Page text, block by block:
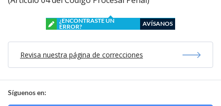
¿ENCONTRASTE UN
ERROR?
AVÍSANOS
Revisa nuestra página de correcciones
Síguenos en: